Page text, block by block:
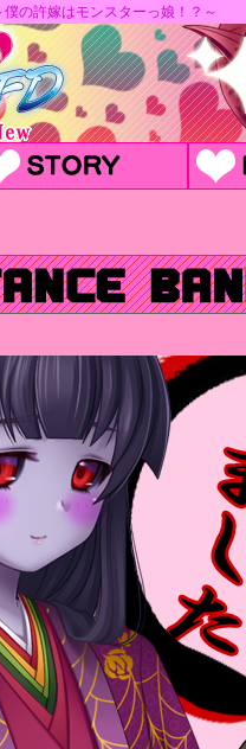
僕の許嫁はモンスターっ娘！？～